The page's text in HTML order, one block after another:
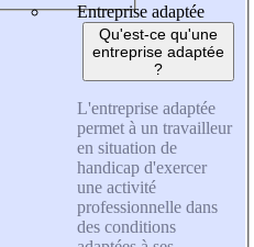
Entreprise adaptée
Qu'est-ce qu'une
entreprise adaptée
?
L'entreprise adaptée
permet à un travailleur
en situation de
handicap d'exercer
une activité
professionnelle dans
des conditions